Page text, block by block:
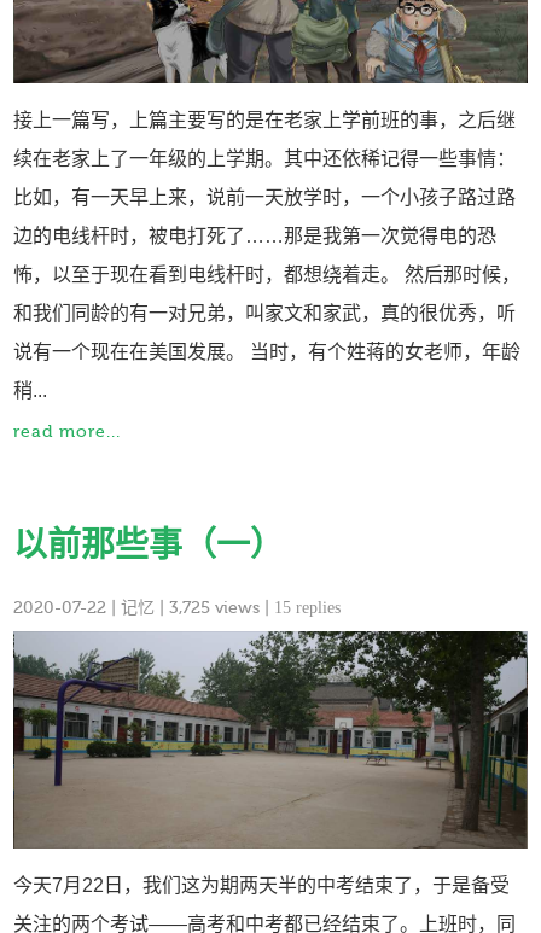
接上一篇写，上篇主要写的是在老家上学前班的事，之后继
续在老家上了一年级的上学期。其中还依稀记得一些事情：
比如，有一天早上来，说前一天放学时，一个小孩子路过路
边的电线杆时，被电打死了……那是我第一次觉得电的恐
怖，以至于现在看到电线杆时，都想绕着走。 然后那时候，
和我们同龄的有一对兄弟，叫家文和家武，真的很优秀，听
说有一个现在在美国发展。 当时，有个姓蒋的女老师，年龄
稍...
read more...
以前那些事（一）
2020-07-22 |记忆 | 3,725 views | 15 replies
今天7月22日，我们这为期两天半的中考结束了，于是备受
关注的两个考试——高考和中考都已经结束了。上班时，同